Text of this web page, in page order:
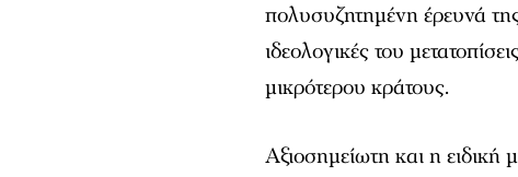
πολυσυζητημένη έρευνά
ιδεολογικές του
μικρότερου κράτους.
Αξιοσημείωτη και η ειδική